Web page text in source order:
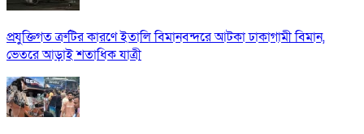
প্রযুক্তিগত ত্রুটির কারণে ইতালি বিমানবন্দরে আটকা ঢাকাগামী বিমান,
ভেতরে আড়াই শতাধিক যাত্রী